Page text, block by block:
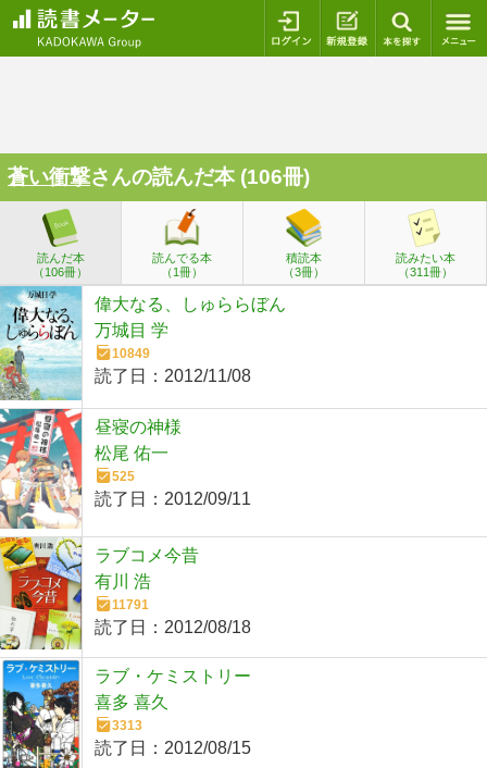
ログイン 新規登録
蒼い衝撃さんの読んだ本 (106冊)
読んだ本
（106冊）
読んでる本
（1冊）
積読本
（3冊）
読みたい本
（311冊）
偉大なる、しゅららぼん
万城目 学
10849
読了日： 2012/11/08
昼寝の神様
松尾 佑一
525
読了日： 2012/09/11
ラブコメ今昔
有川 浩
11791
読了日： 2012/08/18
ラブ・ケミストリー
喜多 喜久
3313
読了日： 2012/08/15